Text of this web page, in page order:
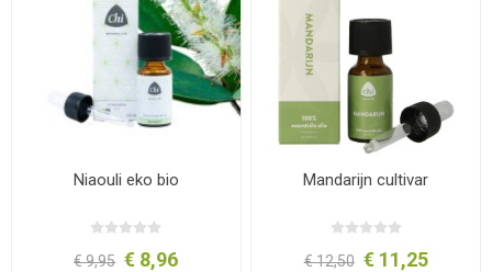
Niaouli eko bio
€ 9,95 € 8,96
Mandarijn cultivar
€ 12,50 € 11,25